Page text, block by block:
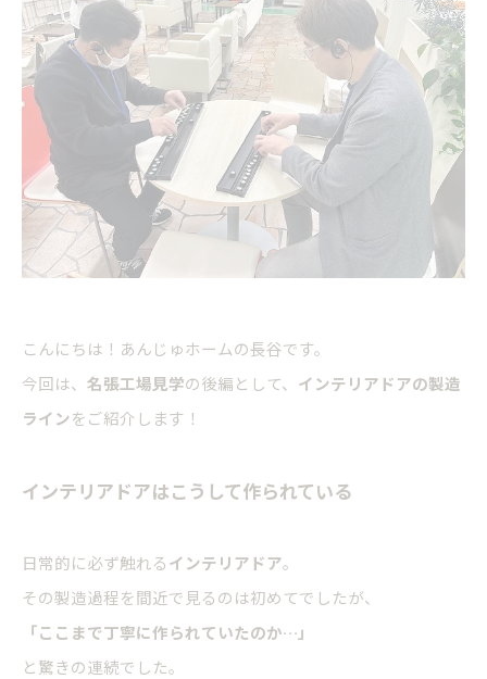
こんにちは！あんじゅホームの長谷です。
今回は、 名張工場見学の後編として、 インテリアドアの製造
ラインをご紹介します！
インテリアドアはこうして作られている
日常的に必ず触れるインテリアドア。
その製造過程を間近で見るのは初めてでしたが、
「ここまで丁寧に作られていたのか…」
と驚きの連続でした。